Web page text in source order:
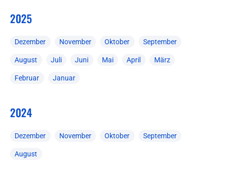
2025
Dezember November Oktober September
August Juli Juni Mai April März
Februar Januar
2024
Dezember November Oktober September
August